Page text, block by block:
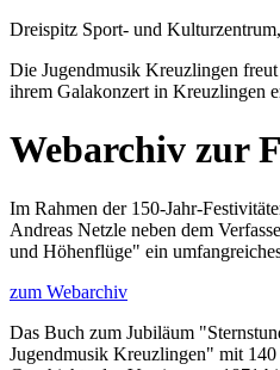
Dreispitz Sport- und
Die Jugendmusik Kreuzlingen
ihrem Galakonzert in Kreuzlingen
Webarchiv zur
Im Rahmen der 150-Jahr-
Andreas Netzle neben dem
und Höhenflüge" ein
zum Webarchiv
Das Buch zum Jubiläum
Jugendmusik Kreuzlingen" mit